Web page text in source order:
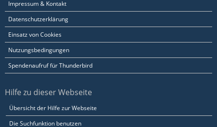
Impressum & Kontakt
Datenschutzerklärung
Einsatz von Cookies
Nutzungsbedingungen
Spendenaufruf für Thunderbird
Hilfe zu dieser Webseite
Übersicht der Hilfe zur Webseite
Die Suchfunktion benutzen